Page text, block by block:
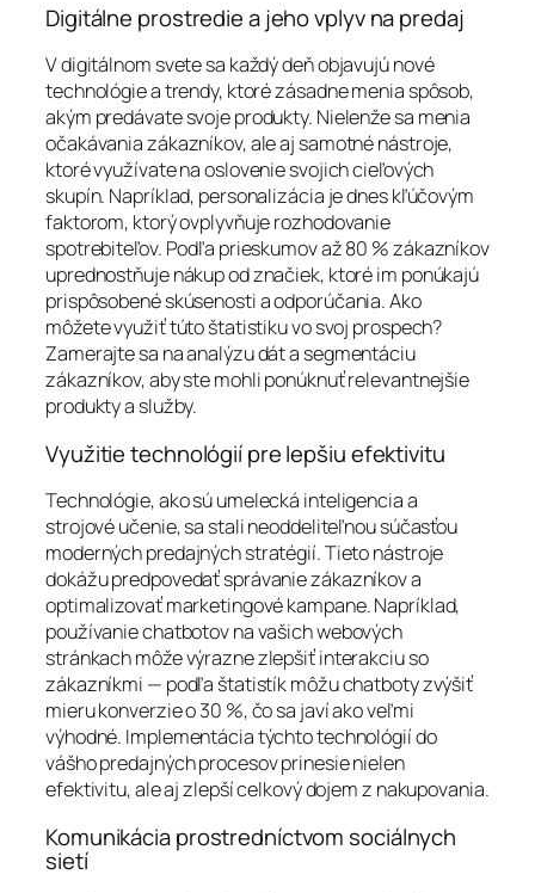
Digitálne prostredie a jeho vplyv na predaj
V digitálnom svete sa každý deň objavujú nové
technológie a trendy, ktoré zásadne menia spôsob,
akým predávate svoje produkty. Nielenže sa menia
očakávania zákazníkov, ale aj samotné nástroje,
ktoré využívate na oslovenie svojich cieľových
skupín. Napríklad, personalizácia je dnes kľúčovým
faktorom, ktorý ovplyvňuje rozhodovanie
spotrebiteľov. Podľa prieskumov až 80 % zákazníkov
uprednostňuje nákup od značiek, ktoré im ponúkajú
prispôsobené skúsenosti a odporúčania. Ako
môžete využiť túto štatistiku vo svoj prospech?
Zamerajte sa na analýzu dát a segmentáciu
zákazníkov, aby ste mohli ponúknuť relevantnejšie
produkty a služby.
Využitie technológií pre lepšiu efektivitu
Technológie, ako sú umelecká inteligencia a
strojové učenie, sa stali neoddeliteľnou súčasťou
moderných predajných stratégií. Tieto nástroje
dokážu predpovedať správanie zákazníkov a
optimalizovať marketingové kampane. Napríklad,
používanie chatbotov na vašich webových
stránkach môže výrazne zlepšiť interakciu so
zákazníkmi — podľa štatistík môžu chatboty zvýšiť
mieru konverzie o 30 %, čo sa javí ako veľmi
výhodné. Implementácia týchto technológií do
vášho predajných procesov prinesie nielen
efektivitu, ale aj zlepší celkový dojem z nakupovania.
Komunikácia prostredníctvom sociálnych
sietí